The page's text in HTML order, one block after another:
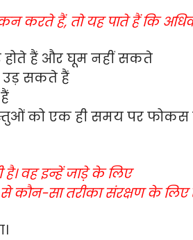
करते हैं, तो यह पाते हैं कि
होते हैं और घूम नहीं सकते
उड़ सकते हैं
को एक ही समय पर
वह इन्हें जाड़े के लिए
से कौन-सा तरीका संरक्षण के लिए